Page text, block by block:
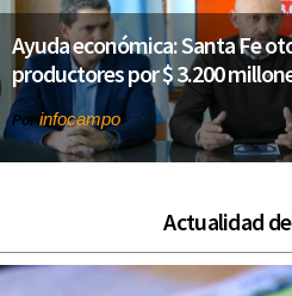
Ayuda económica: Santa Fe
productores por $ 3.200
Porinfocampo
Actualidad